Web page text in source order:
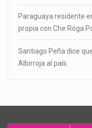
Paraguaya residente
propia con Che Róga
Santiago Peña dice
Albirroja al país